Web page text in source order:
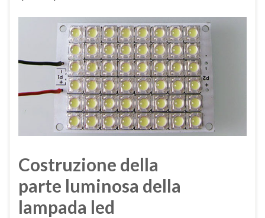
Costruzione della
parte luminosa della
lampada led